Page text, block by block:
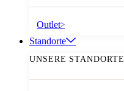
Outlet>
Standorte
UNSERE STANDORTE